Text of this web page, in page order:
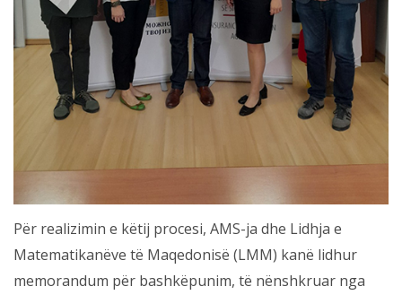
Për realizimin e këtij procesi, AMS-ja dhe Lidhja e
Matematikanëve të Maqedonisë (LMM) kanë lidhur
memorandum për bashkëpunim, të nënshkruar nga